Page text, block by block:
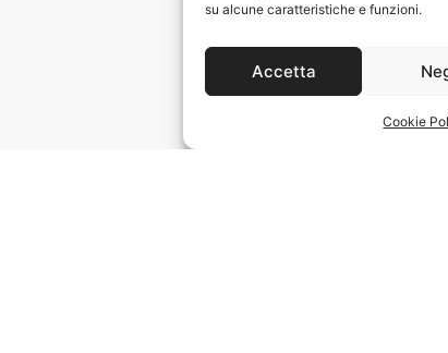
su alcune caratteristiche e funzioni.
Accetta
Cookie